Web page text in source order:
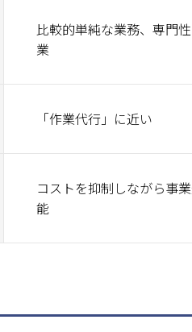
比較的単純な業務、専門
業
「作業代行」に近い
コストを抑制しながら事
能